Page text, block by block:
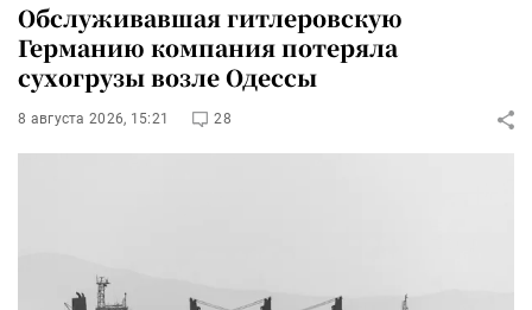
Обслуживавшая гитлеровскую
Германию компания потеряла
сухогрузы возле Одессы
8 августа 2026, 15:21 28